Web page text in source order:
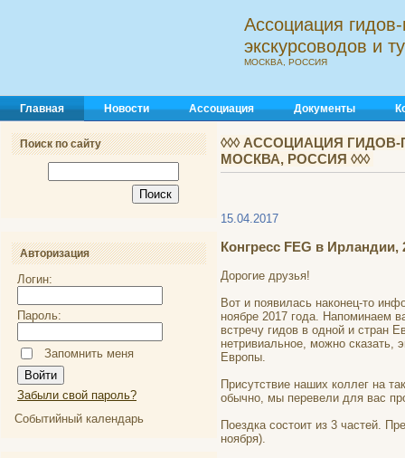
Ассоциация
экскурсоводов и
МОСКВА, РОССИЯ
Главная Новости Ассоциация Документы
Поиск по сайту
Авторизация
Логин:
Пароль:
Запомнить меня
Забыли свой пароль?
Событийный календарь
◊◊◊ АССОЦИАЦИЯ
МОСКВА, РОССИЯ ◊◊◊
15.04.2017
Конгресс FEG в Ирландии,
Дорогие друзья!
Вот и появилась наконец-то
ноябре 2017 года. Напоминаем
встречу гидов в одной и стран
нетривиальное, можно сказать,
Европы.
Присутствие наших коллег на
обычно, мы перевели для вас
Поездка состоит из 3 частей.
ноября).